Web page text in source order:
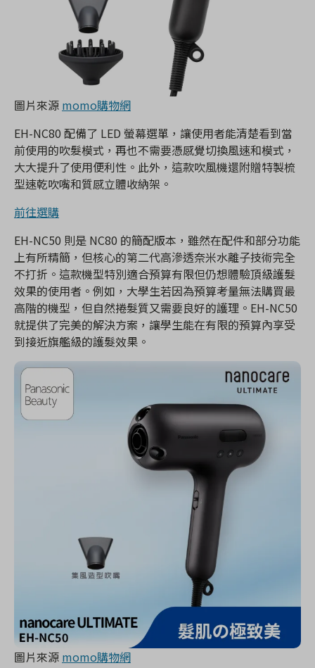
圖片來源 momo購物網
EH-NC80 配備了 LED 螢幕選單，讓使用者能清楚看到當
前使用的吹髮模式，再也不需要憑感覺切換風速和模式，
大大提升了使用便利性。此外，這款吹風機還附贈特製梳
型速乾吹嘴和質感立體收納架。
前往選購
EH-NC50 則是 NC80 的簡配版本，雖然在配件和部分功能
上有所精簡，但核心的第二代高滲透奈米水離子技術完全
不打折。這款機型特別適合預算有限但仍想體驗頂級護髮
效果的使用者。例如，大學生若因為預算考量無法購買最
高階的機型，但自然捲髮質又需要良好的護理。EH-NC50
就提供了完美的解決方案，讓學生能在有限的預算內享受
到接近旗艦級的護髮效果。
圖片來源 momo購物網